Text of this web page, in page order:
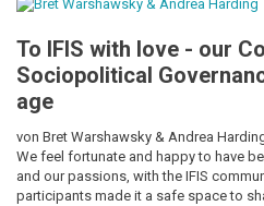
wir
Heilige
ins
Gespräch
To IFIS with love - our
Sociopolitical
age
von Bret Warshawsky & Andrea
We feel fortunate and happy to have
and our passions, with the IFIS
participants made it a safe space to